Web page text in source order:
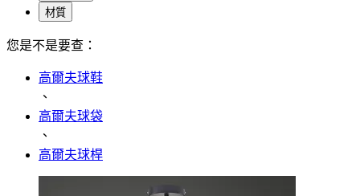
材質
您是不是要查：
高爾夫球鞋
、
高爾夫球袋
、
高爾夫球桿